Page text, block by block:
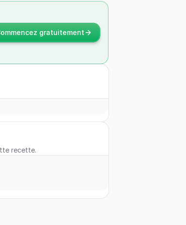
gratuitement
recette.